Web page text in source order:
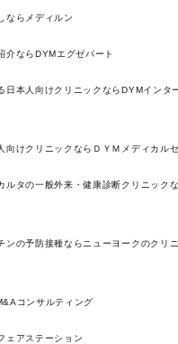
ならメディルン
介ならDYMエグゼパート
日本人向けクリニックならDYMインタ
向けクリニックならＤＹＭメディカル
ルタの一般外来・健康診断クリニック
ンの予防接種ならニューヨークのクリ
コンサルティング
ェアステーション